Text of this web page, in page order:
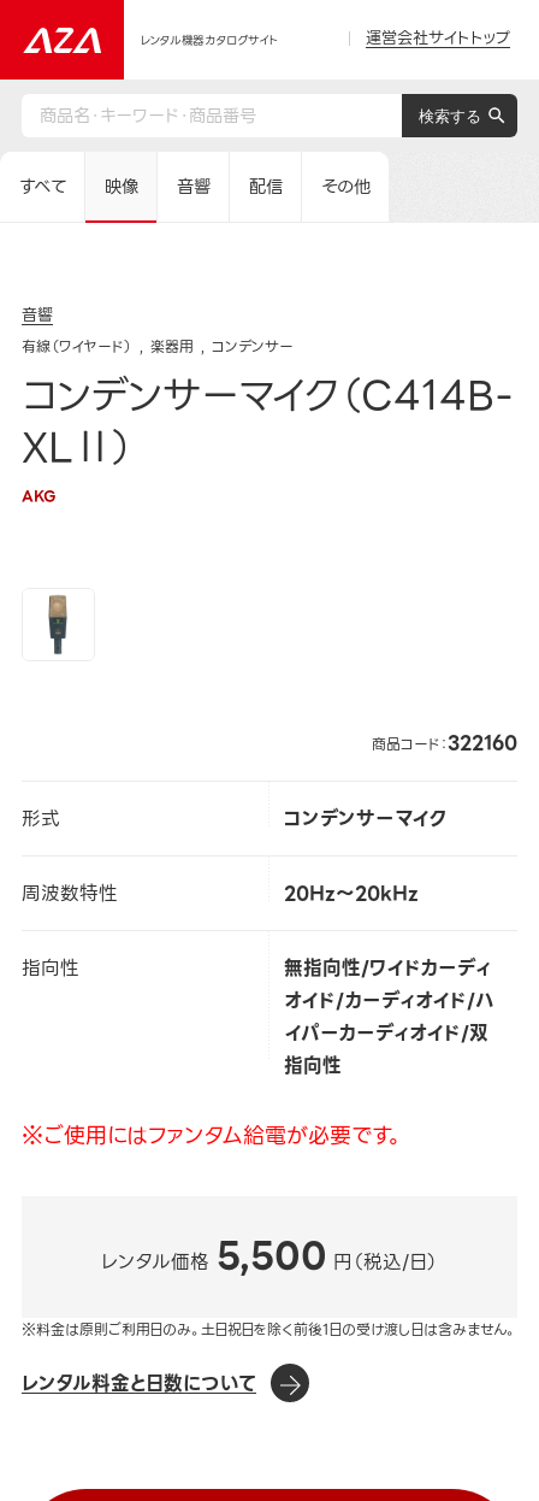
レンタル機器カタログサイト 運営会社サイトトップ
すべて 映像 音響 配信 その他
音響
有線（ワイヤード） 楽器用 コンデンサー
コンデンサーマイク（C414B-
XLⅡ）
AKG
商品コード：322160
形式 コンデンサーマイク
周波数特性 20Hz～20kHz
指向性
無指向性/ワイドカーディ
オイド/カーディオイド/ハ
イパーカーディオイド/双
指向性
※ご使用にはファンタム給電が必要です。
レンタル価格 5,500 円（税込/日）
※料金は原則ご利用日のみ。土日祝日を除く前後1日の受け渡し日は含みません。
レンタル料金と日数について